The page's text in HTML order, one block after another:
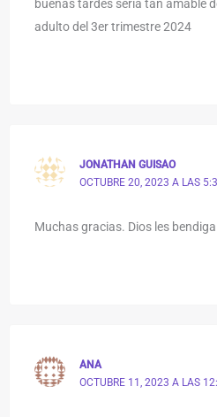
buenas tardes seria tan amable
adulto del 3er trimestre 2024
JONATHAN GUISAO
OCTUBRE 20, 2023 A LAS
Muchas gracias. Dios les bendiga
ANA
OCTUBRE 11, 2023 A LAS